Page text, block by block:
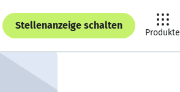
Stellenanzeige schalten
Produkte